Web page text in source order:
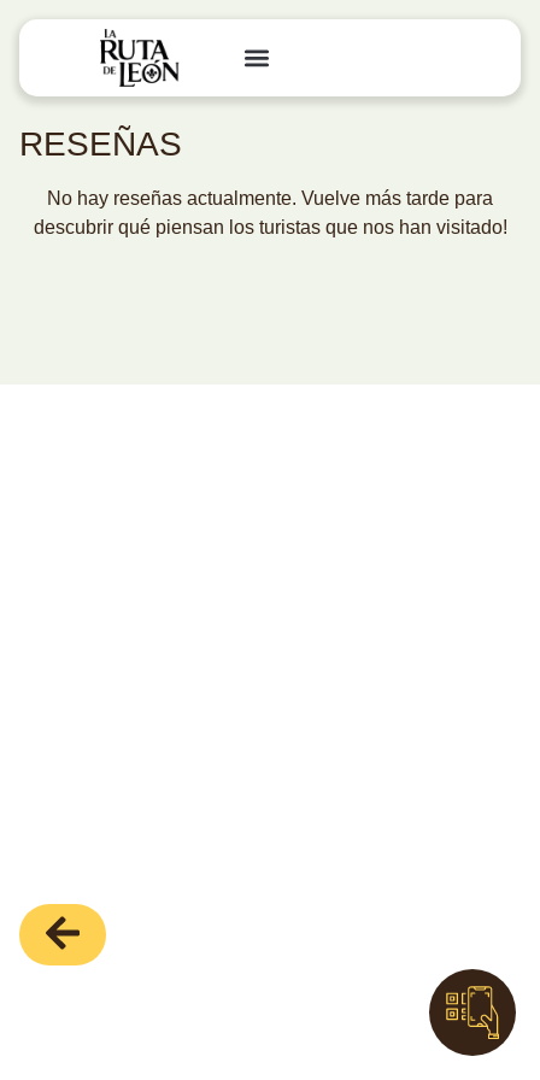
RESEÑAS
No hay reseñas actualmente. Vuelve más tarde para
descubrir qué piensan los turistas que nos han visitado!